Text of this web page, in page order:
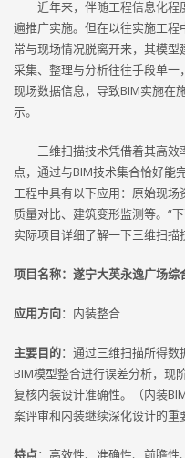
近年来，伴随工程信息化
遍推广实施。但在以往实施工
常与现场情况脱离开来，其模
采集、整理与分析往往手段单
现场数据信息，导致BIM实施在
示。
三维扫描技术凭借着其高
点，通过与BIM技术集合恰好能
工程中具有以下应用：原始现
质量对比、建筑变形监测等。“
实际项目详细了解一下三维扫描
项目名称：遂宁大英永逸广场综
应用方向：内装整合
主要目的：通过三维扫描所得
BIM模型整合进行误差分析，现
复核内装设计准确性。（内装
案评审和内装继续深化设计的重
特点：高效性、准确性、前瞻性